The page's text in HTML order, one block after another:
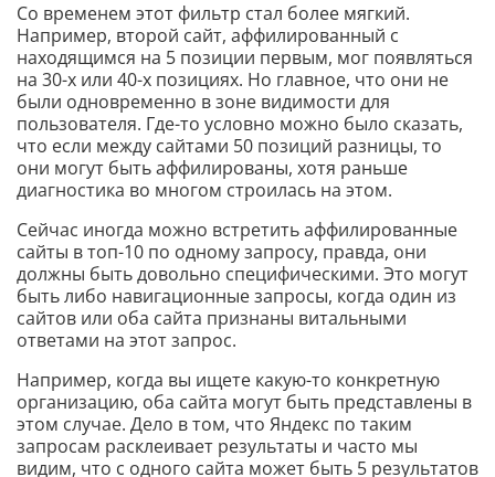
Со временем этот фильтр стал более мягкий.
Например, второй сайт, аффилированный с
находящимся на 5 позиции первым, мог появляться
на 30-х или 40-х позициях. Но главное, что они не
были одновременно в зоне видимости для
пользователя. Где-то условно можно было сказать,
что если между сайтами 50 позиций разницы, то
они могут быть аффилированы, хотя раньше
диагностика во многом строилась на этом.
Сейчас иногда можно встретить аффилированные
сайты в топ-10 по одному запросу, правда, они
должны быть довольно специфическими. Это могут
быть либо навигационные запросы, когда один из
сайтов или оба сайта признаны витальными
ответами на этот запрос.
Например, когда вы ищете какую-то конкретную
организацию, оба сайта могут быть представлены в
этом случае. Дело в том, что Яндекс по таким
запросам расклеивает результаты и часто мы
видим, что с одного сайта может быть 5 результатов